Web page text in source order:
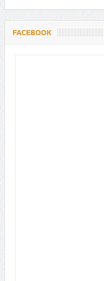
FACEBOOK